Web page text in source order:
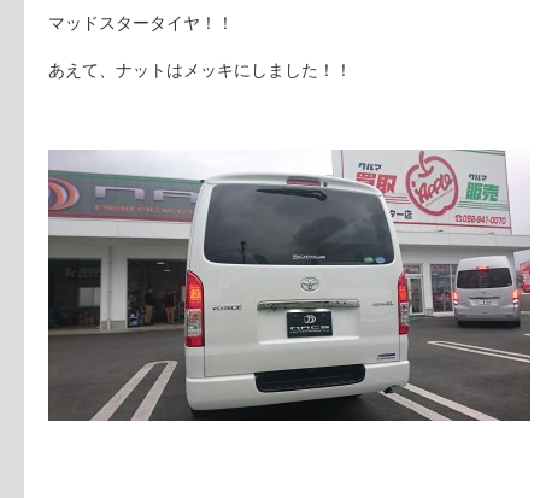
マッドスタータイヤ！！
あえて、ナットはメッキにしました！！